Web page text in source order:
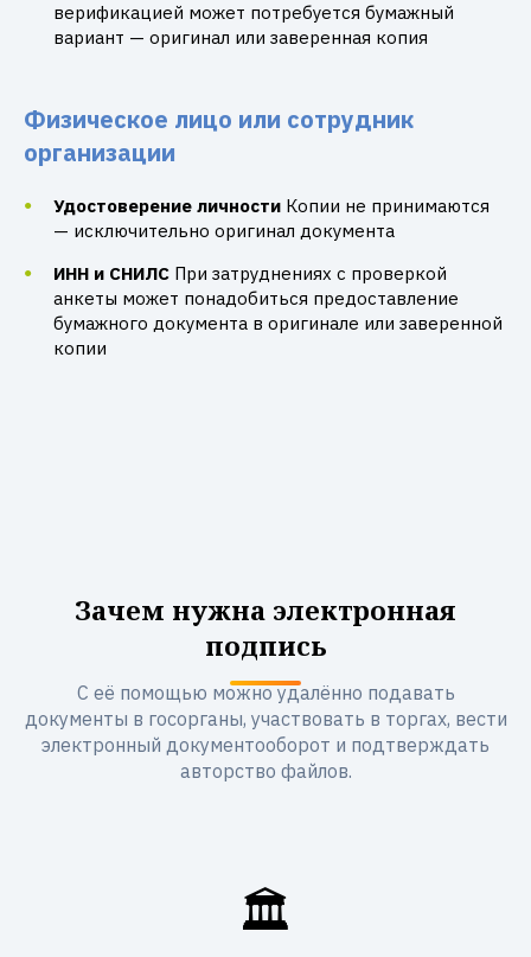
верификацией может потребуется бумажный
вариант — оригинал или заверенная копия
Физическое лицо или сотрудник
организации
Удостоверение личности Копии не принимаются
— исключительно оригинал документа
ИНН и СНИЛС При затруднениях с проверкой
анкеты может понадобиться предоставление
бумажного документа в оригинале или заверенной
копии
Зачем нужна электронная
подпись
С её помощью можно удалённо подавать
документы в госорганы, участвовать в торгах, вести
электронный документооборот и подтверждать
авторство файлов.
🏛️